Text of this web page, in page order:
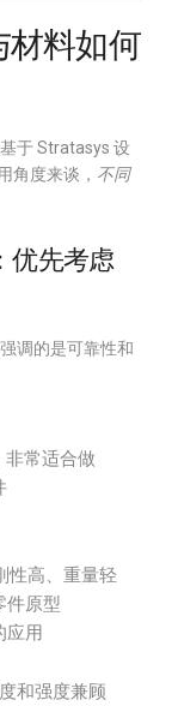
材料如何
于 Stratasys 设
角度来谈， 不同
优先考虑
调的是可靠性和
常适合做
性高、重量轻
件原型
应用
和强度兼顾